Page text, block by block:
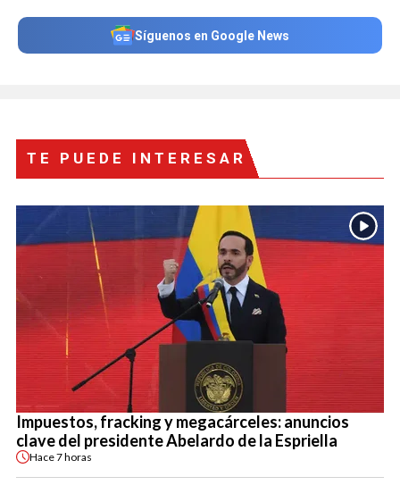
Síguenos en Google News
TE PUEDE INTERESAR
Impuestos, fracking y megacárceles: anuncios
clave del presidente Abelardo de la Espriella
Hace7 horas